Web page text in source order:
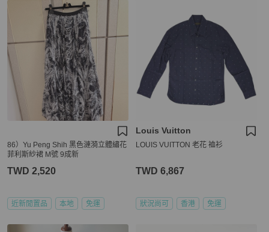
86）Yu Peng Shih 黑色漣漪立體繡花
菲利斯紗裙 M號 9成新
TWD 2,520
近新閒置品 本地 免運
Louis Vuitton
LOUIS VUITTON 老花 裇衫
TWD 6,867
狀況尚可 香港 免運